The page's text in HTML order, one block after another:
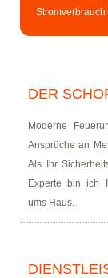
DER
Moderne
Ansprüche an
Als Ihr
Experte bin ich
ums Haus.